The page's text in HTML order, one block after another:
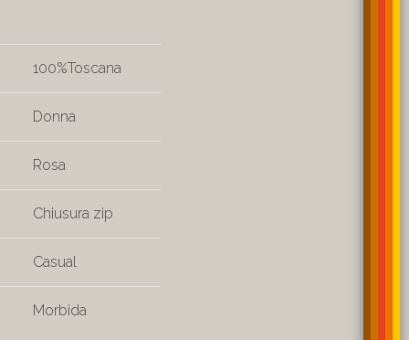
100%Toscana
Donna
Rosa
Chiusura zip
Casual
Morbida